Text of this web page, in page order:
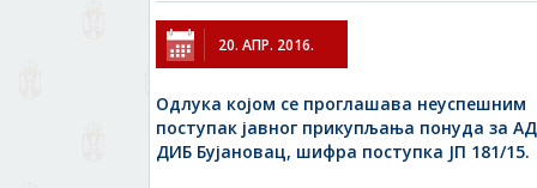
20. АПР. 2016.
Одлука којом се проглашава неуспешним
поступак јавног прикупљања понуда за АД
ДИБ Бујановац, шифра поступка ЈП 181/15.